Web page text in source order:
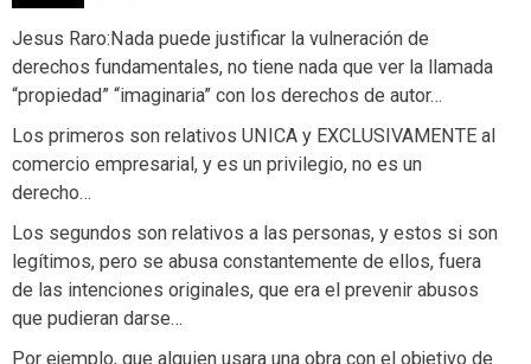
Jesus Raro:Nada puede justificar la vulneración de
derechos fundamentales, no tiene nada que ver la llamada
“propiedad” “imaginaria” con los derechos de autor…
Los primeros son relativos UNICA y EXCLUSIVAMENTE al
comercio empresarial, y es un privilegio, no es un
derecho…
Los segundos son relativos a las personas, y estos si son
legítimos, pero se abusa constantemente de ellos, fuera
de las intenciones originales, que era el prevenir abusos
que pudieran darse…
Por ejemplo, que alguien usara una obra con el objetivo de